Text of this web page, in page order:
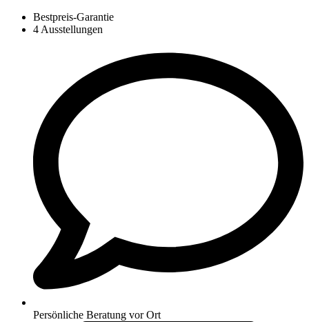
Bestpreis-Garantie
4 Ausstellungen
Persönliche Beratung vor Ort